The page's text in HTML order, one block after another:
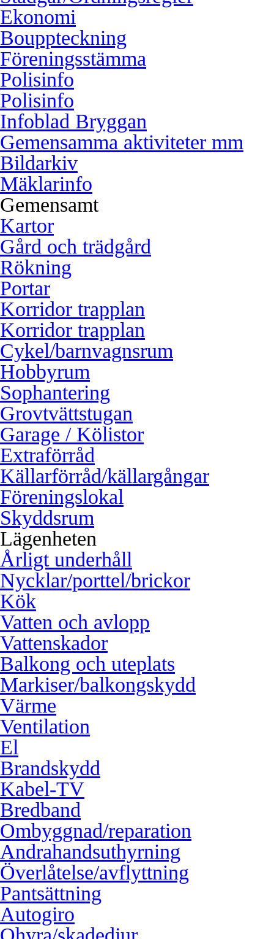
Ekonomi
Bouppteckning
Föreningsstämma
Polisinfo
Polisinfo
Infoblad Bryggan
Gemensamma aktiviteter mm
Bildarkiv
Mäklarinfo
Gemensamt
Kartor
Gård och trädgård
Rökning
Portar
Korridor trapplan
Korridor trapplan
Cykel/barnvagnsrum
Hobbyrum
Sophantering
Grovtvättstugan
Garage / Kölistor
Extraförråd
Källarförråd/källargångar
Föreningslokal
Skyddsrum
Lägenheten
Årligt underhåll
Nycklar/porttel/brickor
Kök
Vatten och avlopp
Vattenskador
Balkong och uteplats
Markiser/balkongskydd
Värme
Ventilation
El
Brandskydd
Kabel-TV
Bredband
Ombyggnad/reparation
Andrahandsuthyrning
Överlåtelse/avflyttning
Pantsättning
Autogiro